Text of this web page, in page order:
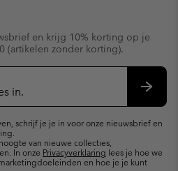
en krijg 10% korting op je
(artikelen zonder korting).
schrijf je je in voor onze nieuwsbrief en
van nieuwe collecties,
In onze Privacyverklaring lees je hoe we
en hoe je je kunt